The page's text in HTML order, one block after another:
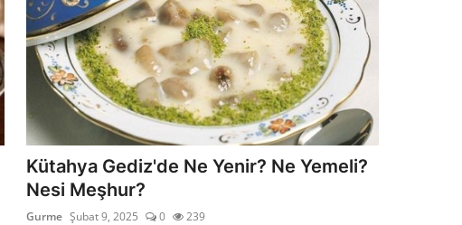
Kütahya Gediz'de Ne Yenir? Ne Yemeli?
Nesi Meşhur?
Gurme Şubat 9, 2025 0 239